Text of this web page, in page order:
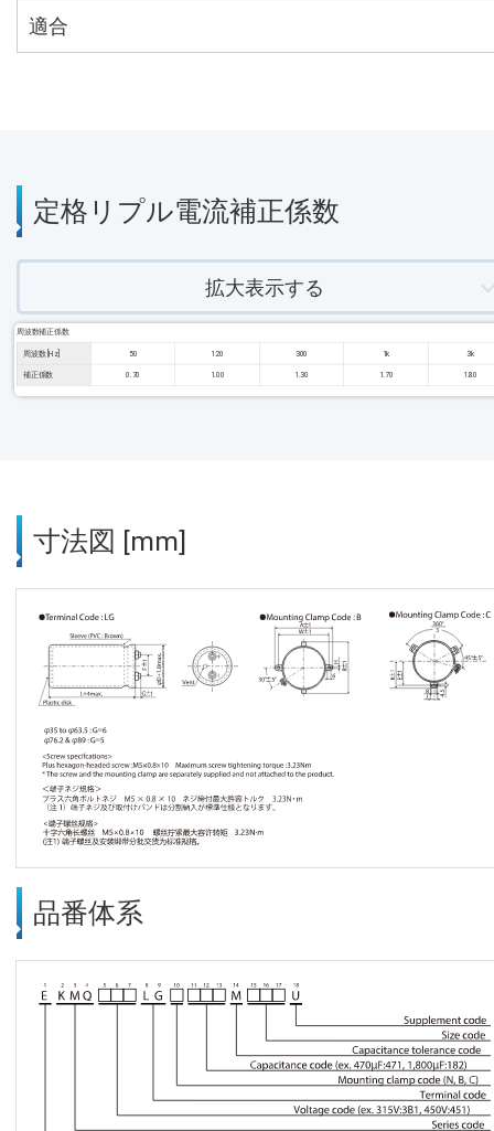
適合
定格リプル電流補正係数
拡大表示する
周波数補正係数
周波数 [Hz] 50 120 300 1k 3k
補正係数 0.70 1.00 1.30 1.70 1.80
寸法図 [mm]
品番体系